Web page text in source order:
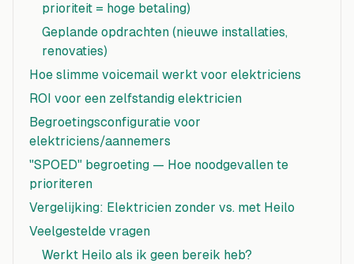
prioriteit = hoge betaling)
Geplande opdrachten (nieuwe installaties,
renovaties)
Hoe slimme voicemail werkt voor elektriciens
ROI voor een zelfstandig elektricien
Begroetingsconfiguratie voor
elektriciens/aannemers
"SPOED" begroeting — Hoe noodgevallen te
prioriteren
Vergelijking: Elektricien zonder vs. met Heilo
Veelgestelde vragen
Werkt Heilo als ik geen bereik heb?